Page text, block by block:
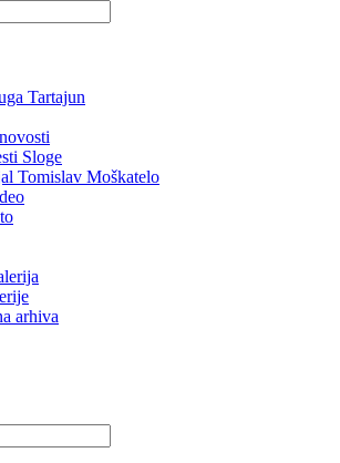
Tartajun
Sloge
Tomislav Moškatelo
arhiva